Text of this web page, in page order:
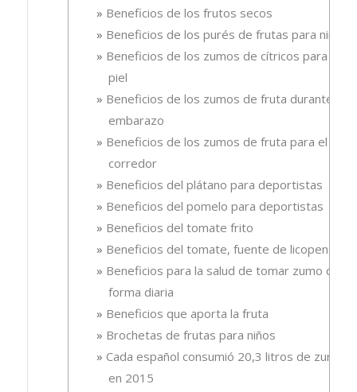
Beneficios de los frutos secos
Beneficios de los purés de frutas para niños
Beneficios de los zumos de cítricos para la
piel
Beneficios de los zumos de fruta durante el
embarazo
Beneficios de los zumos de fruta para el
corredor
Beneficios del plátano para deportistas
Beneficios del pomelo para deportistas
Beneficios del tomate frito
Beneficios del tomate, fuente de licopeno
Beneficios para la salud de tomar zumo de
forma diaria
Beneficios que aporta la fruta
Brochetas de frutas para niños
Cada español consumió 20,3 litros de zumo
en 2015